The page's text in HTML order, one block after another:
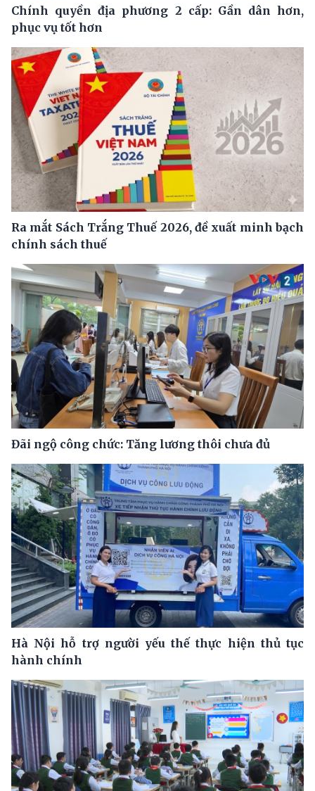
Chính quyền địa phương 2 cấp: Gần dân hơn,
phục vụ tốt hơn
Ra mắt Sách Trắng Thuế 2026, đề xuất minh bạch
chính sách thuế
Đãi ngộ công chức: Tăng lương thôi chưa đủ
Hà Nội hỗ trợ người yếu thế thực hiện thủ tục
hành chính